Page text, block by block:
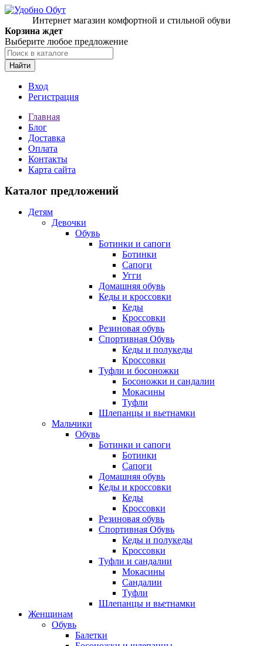
Интернет магазин комфортной и стильной обуви
Корзина ждет
Выберите любое предложение
Найти
Вход
Регистрация
Главная
Блог
Доставка
Оплата
Контакты
Карта сайта
Каталог предложений
Детям
Девочки
Обувь
Ботинки и сапоги
Ботинки
Сапоги
Угги
Домашняя обувь
Кеды и кроссовки
Кеды
Кроссовки
Резиновая обувь
Спортивная Обувь
Кеды и полукеды
Кроссовки
Туфли и босоножки
Босоножки и сандалии
Мокасины
Туфли
Шлепанцы и вьетнамки
Мальчики
Обувь
Ботинки и сапоги
Ботинки
Сапоги
Домашняя обувь
Кеды и кроссовки
Кеды
Кроссовки
Резиновая обувь
Спортивная Обувь
Кеды и полукеды
Кроссовки
Туфли и сандалии
Мокасины
Сандалии
Туфли
Шлепанцы и вьетнамки
Женщинам
Обувь
Балетки